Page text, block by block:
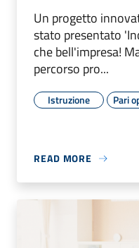
Un progetto
stato presentato
che bell'impresa!
percorso pro...
Istruzione Pari
READ MORE